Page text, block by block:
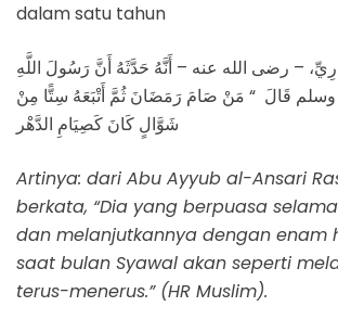
dalam satu tahun
– رضى الله عنه – أَنَّهُ حَدَّثَهُ أَنَّ رَسُولَ اللَّهِ
وسلم قَالَ ‏ “‏ مَنْ صَامَ رَمَضَانَ ثُمَّ أَتْبَعَهُ سِتًّا مِنْ
شَوَّالٍ كَانَ كَصِيَامِ الدَّهْر
Artinya: dari Abu Ayyub al-Ansari
berkata, “Dia yang berpuasa
dan melanjutkannya dengan enam
saat bulan Syawal akan seperti
terus-menerus.” (HR Muslim).